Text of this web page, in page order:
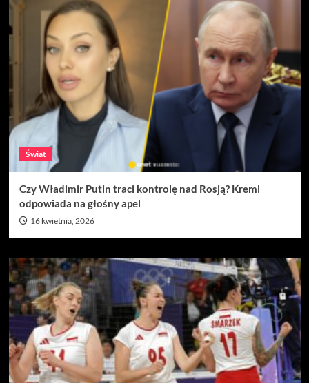
Świat
Czy Władimir Putin traci kontrolę nad Rosją? Kreml
odpowiada na głośny apel
16 kwietnia, 2026